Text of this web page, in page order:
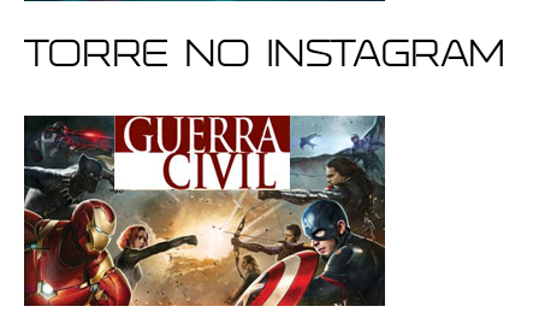
Torre no Instagram